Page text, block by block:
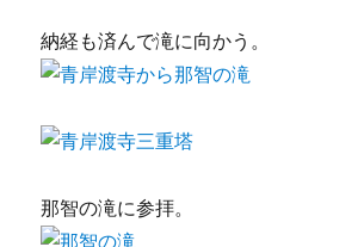
納経も済んで滝に向かう。
那智の滝に参拝。